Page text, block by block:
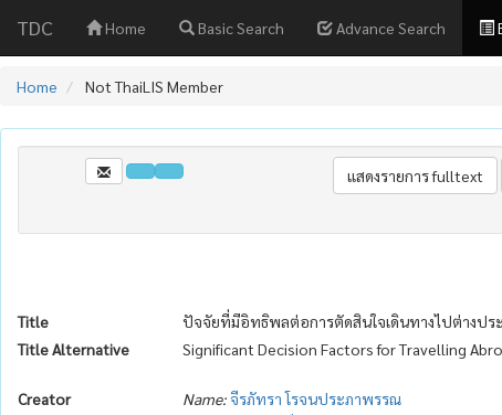
TDC Home Basic Search Advance Search
Home Not ThaiLIS Member
Title
ปัจจัยที่มีอิทธิพลต่อการตัดสินใจเดินทางไปต่างปร
Title Alternative
Significant Decision Factors for Travelling
Creator Name: จีรภัทรา โรจนประภาพรรณ